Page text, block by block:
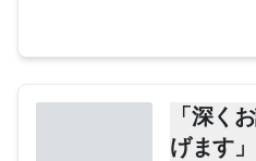
「深く
げます